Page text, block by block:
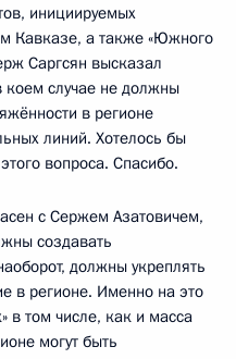
инициируемых
Кавказе, а также «Южного
Саргсян высказал
коем случае не должны
в регионе
линий. Хотелось бы
вопроса. Спасибо.
с Сержем Азатовичем,
создавать
должны укреплять
в регионе. Именно на это
в том числе, как и масса
могут быть